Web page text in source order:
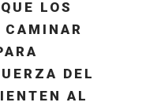
LOS
DEL
AL